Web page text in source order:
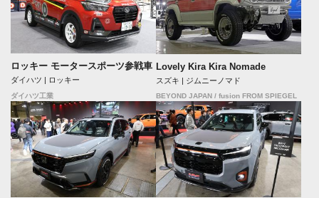
ロッキー モータースポーツ参戦車
ダイハツ | ロッキー
ダイハツ工業
Lovely Kira Kira Nomade
スズキ | ジムニーノマド
BEYOND JAPAN / fusion FROM SPIEGEL